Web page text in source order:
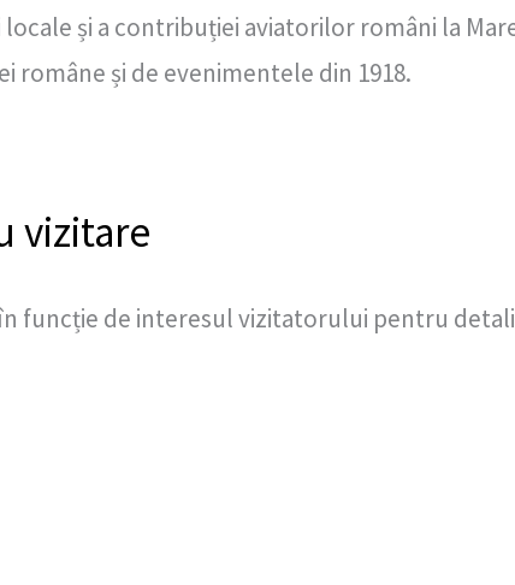
și a contribuției aviatorilor români la
române și de evenimentele din 1918.
vizitare
funcție de interesul vizitatorului pentru